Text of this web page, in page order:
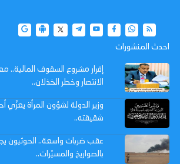
احدث المنشورات
إقرار مشروع السقوف المالية..
الانتصار وخطر الخذلان..
وزير الدولة لشؤون المرأة يعزّي
شقيقته..
عقب ضربات واسعة.. الحوثيون
بالصواريخ والمسيّرات..